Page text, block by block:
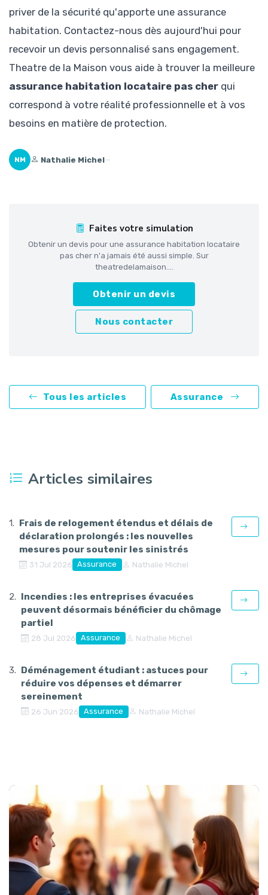
priver de la sécurité qu'apporte une assurance
habitation. Contactez-nous dès aujourd'hui pour
recevoir un devis personnalisé sans engagement.
Theatre de la Maison vous aide à trouver la meilleure
assurance habitation locataire pas cher qui
correspond à votre réalité professionnelle et à vos
besoins en matière de protection.
NM Nathalie Michel—
Faites votre simulation
Obtenir un devis pour une assurance habitation locataire
pas cher n'a jamais été aussi simple. Sur
theatredelamaison....
Obtenir un devis
Nous contacter
Tous les articles Assurance
Articles similaires
Frais de relogement étendus et délais de
déclaration prolongés : les nouvelles
mesures pour soutenir les sinistrés
31 Jul 2026 Assurance Nathalie Michel
Incendies : les entreprises évacuées
peuvent désormais bénéficier du chômage
partiel
28 Jul 2026 Assurance Nathalie Michel
Déménagement étudiant : astuces pour
réduire vos dépenses et démarrer
sereinement
26 Jun 2026 Assurance Nathalie Michel